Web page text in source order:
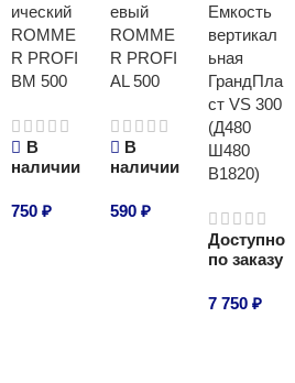
ический
ROMME
R PROFI
BM 500
В
наличии
750 ₽
евый
ROMME
R PROFI
AL 500
В
наличии
590 ₽
Емкость
вертикал
ьная
ГрандПла
ст VS 300
(Д480
Ш480
В1820)
Доступно
по заказу
7 750₽